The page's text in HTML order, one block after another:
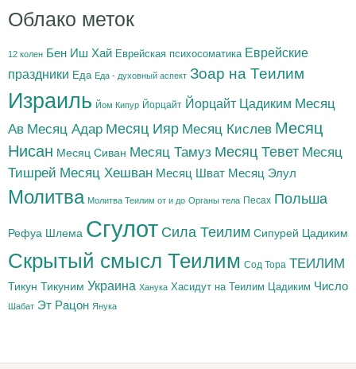
Облако меток
12 колен Бен Иш Хай Еврейская психосоматика Еврейские
праздники Еда Еда - духовный аспект Зоар на Теилим
Израиль Йом Кипур Йорцайт Йорцайт Цадиким Месяц
Ав Месяц Адар Месяц Ияр Месяц Кислев Месяц
Нисан Месяц Сиван Месяц Тамуз Месяц Тевет Месяц
Тишрей Месяц Хешван Месяц Шват Месяц Элул
Молитва Молитва Теилим от и до Органы тела Песах Польша
Рефуа Шлема Сгулот Сила Теилим Сипурей Цадиким
Скрытый смысл Теилим Сод Тора ТЕИЛИМ
Тикун Тикуним Украина Ханука Хасидут на Теилим Цадиким Число
Шабат Эт Рацон Янука